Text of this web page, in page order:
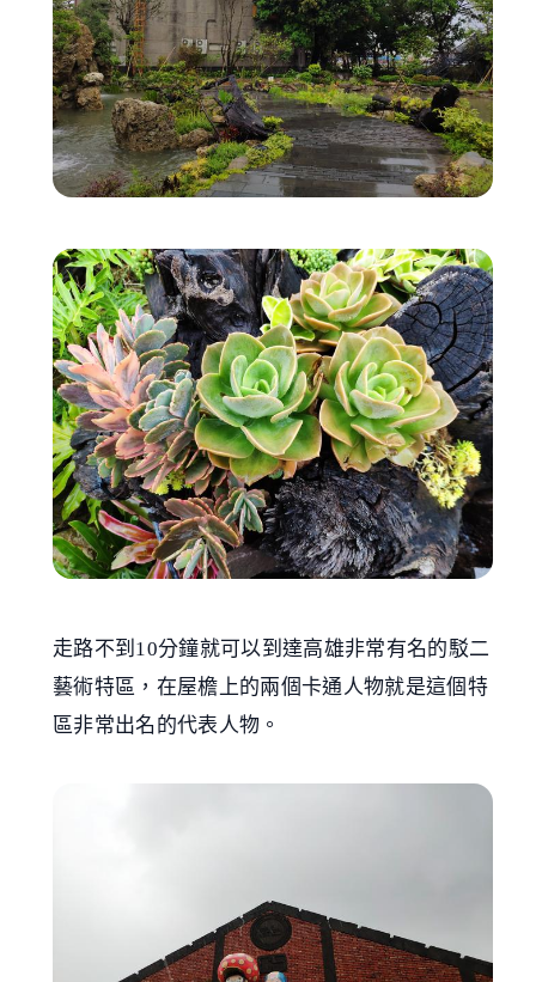
走路不到10分鐘就可以到達高雄非常有名的駁二
藝術特區，在屋檐上的兩個卡通人物就是這個特
區非常出名的代表人物。